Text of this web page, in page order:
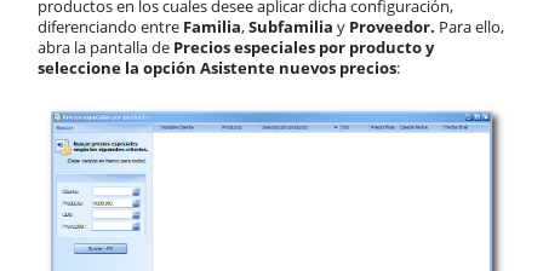
productos en los cuales desee aplicar dicha configuración,
diferenciando entre Familia,Subfamilia y Proveedor. Para ello,
abra la pantalla de Precios especiales por producto y
seleccione la opción Asistente nuevos precios: